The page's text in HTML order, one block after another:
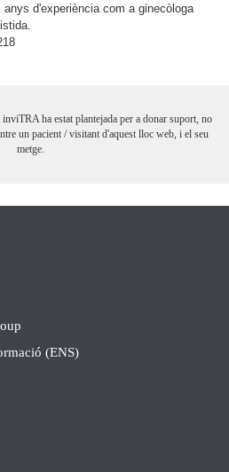
anys d'experiència com a ginecòloga
ha estat plantejada per a donar suport, no
un pacient / visitant d'aquest lloc web, i el seu
metge.
(ENS)